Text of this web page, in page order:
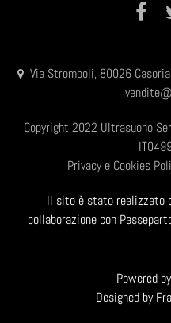
Via Stromboli, 80026
Copyright 2022 Ultrasuono
Privacy e Cookies
Il sito è stato realizzato
collaborazione con
Powered by
Designed by